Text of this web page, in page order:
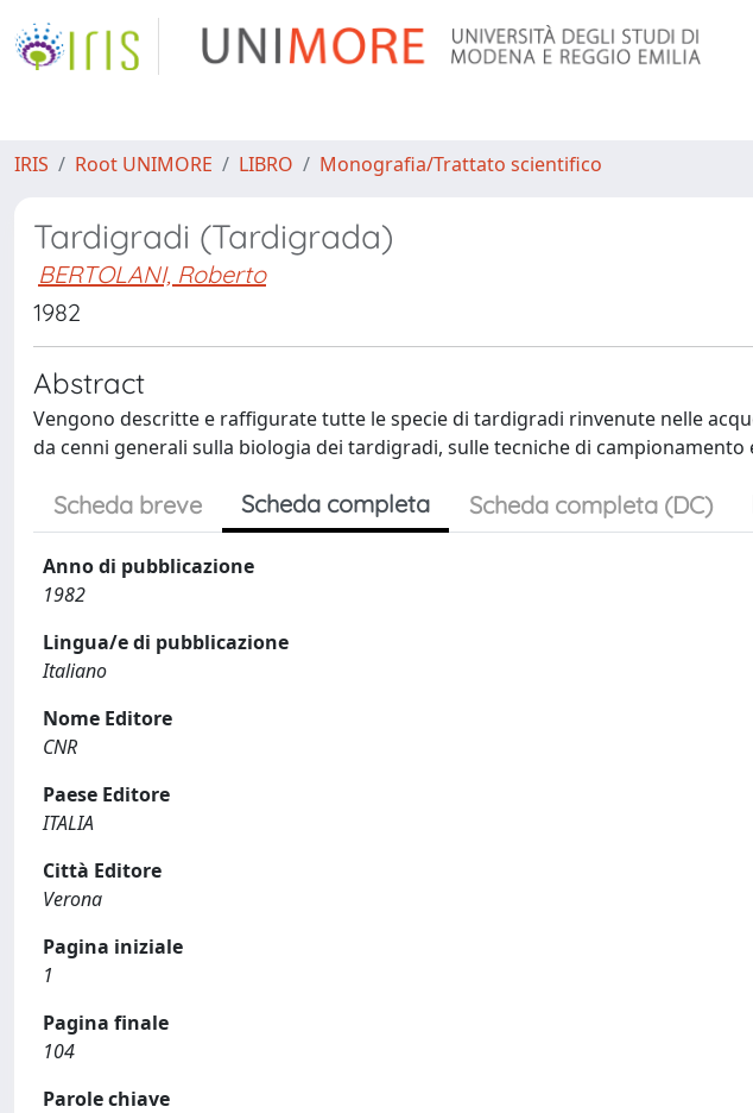
IRIS Root UNIMORE LIBRO Monografia/Trattato scientifico
Tardigradi (Tardigrada)
BERTOLANI, Roberto
1982
Abstract
Vengono descritte e raffigurate tutte le specie di tardigradi rinvenute nelle
da cenni generali sulla biologia dei tardigradi, sulle tecniche di
Scheda breve Scheda completa Scheda completa (DC)
Anno di pubblicazione
1982
Lingua/e di pubblicazione
Italiano
Nome Editore
CNR
Paese Editore
ITALIA
Città Editore
Verona
Pagina iniziale
1
Pagina finale
104
Parole chiave